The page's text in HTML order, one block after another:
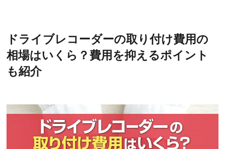
ドライブレコーダーの取り付け費用の
相場はいくら？費用を抑えるポイント
も紹介